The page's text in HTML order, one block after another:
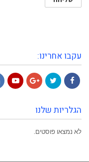
עקבו אחרינו:
הגלריות שלנו
לא נמצאו פוסטים.